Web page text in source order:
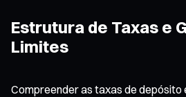
Estrutura de Taxas e
Limites
Compreender as taxas de depósito